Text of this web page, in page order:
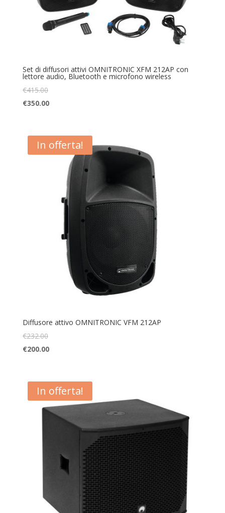
Set di diffusori attivi OMNITRONIC XFM 212AP con
lettore audio, Bluetooth e microfono wireless
€415.00
€350.00
In offerta!
Diffusore attivo OMNITRONIC VFM 212AP
€232.00
€200.00
In offerta!